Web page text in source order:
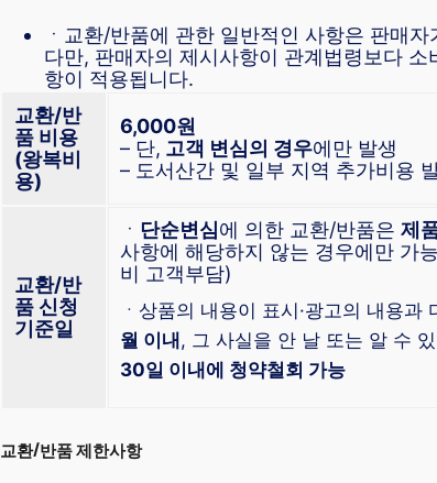
ㆍ교환/반품에 관한 일반적인 사항은 판매
다만, 판매자의 제시사항이 관계법령보다
항이 적용됩니다.
교환/반
품 비용
(왕복비
용)
6,000원
– 단, 고객 변심의 경우에만 발생
– 도서산간 및 일부 지역 추가비용
교환/반
품 신청
기준일
ㆍ 단순변심에 의한 교환/반품은 제
사항에 해당하지 않는 경우에만 가
비 고객부담)
ㆍ상품의 내용이 표시·광고의 내용과
월 이내, 그 사실을 안 날 또는 알 수
30일 이내에 청약철회 가능
교환/반품 제한사항